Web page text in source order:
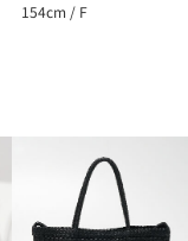
154cm / F